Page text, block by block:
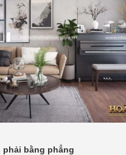
phải bằng phẳng